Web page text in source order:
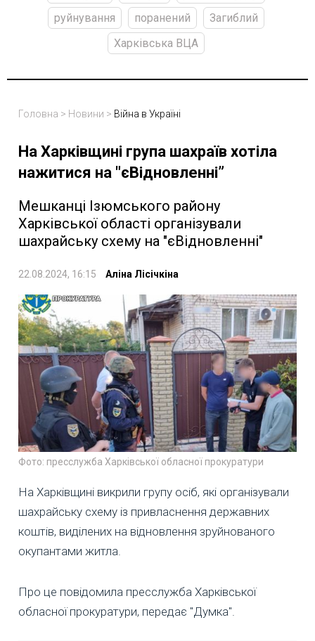
руйнування
поранений
Загиблий
Харківська ВЦА
Головна > Новини > Війна в Україні
На Харківщині група шахраїв хотіла
нажитися на "єВідновленні”
Мешканці Ізюмського району
Харківської області організували
шахрайську схему на "єВідновленні"
22.08.2024, 16:15 Аліна Лісічкіна
Фото: пресслужба Харківської обласної прокуратури
На Харківщині викрили групу осіб, які організували
шахрайську схему із привласнення державних
коштів, виділених на відновлення зруйнованого
окупантами житла.
Про це повідомила пресслужба Харківської
обласної прокуратури, передає "Думка".